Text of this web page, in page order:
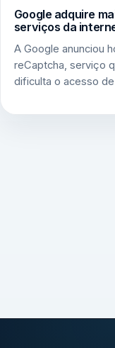
Google adquire
serviços da
A Google anunciou
reCaptcha, serviço
dificulta o acesso